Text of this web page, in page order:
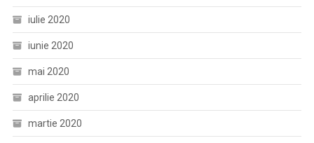
iulie 2020
iunie 2020
mai 2020
aprilie 2020
martie 2020